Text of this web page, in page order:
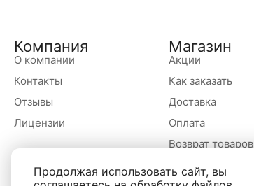
Компания
О компании
Контакты
Отзывы
Лицензии
Магазин
Акции
Как заказать
Доставка
Оплата
Возврат товаров
Продолжая использовать сайт, вы